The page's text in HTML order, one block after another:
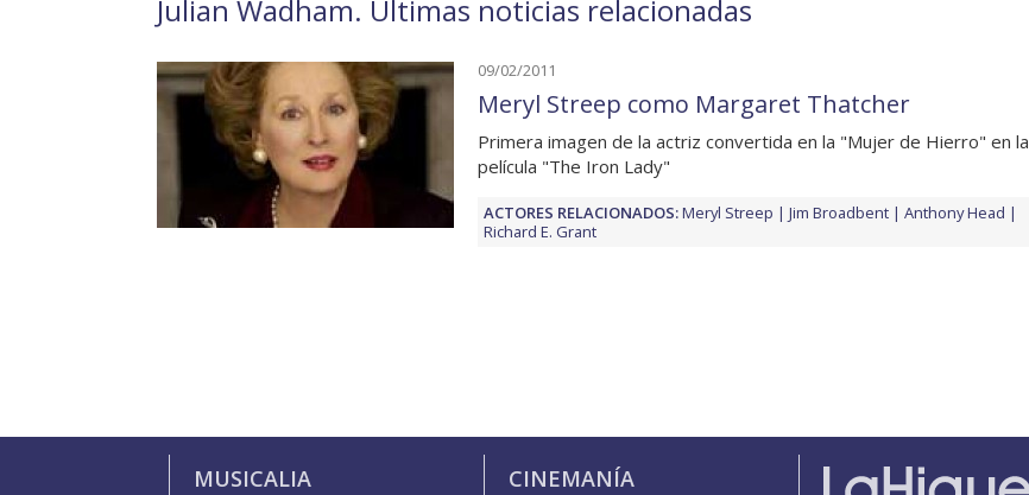
Julian Wadham. Últimas noticias relacionadas
09/02/2011
Meryl Streep como Margaret Thatcher
Primera imagen de la actriz convertida en la "Mujer de Hierro" en la
película "The Iron Lady"
ACTORES RELACIONADOS:Meryl Streep Jim Broadbent
Anthony Head
Richard E. Grant
MUSICALIA CINEMANÍA